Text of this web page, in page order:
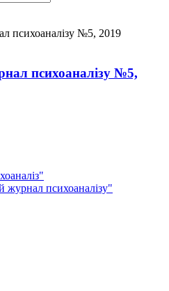
психоаналізу №5,
психоаналізу"